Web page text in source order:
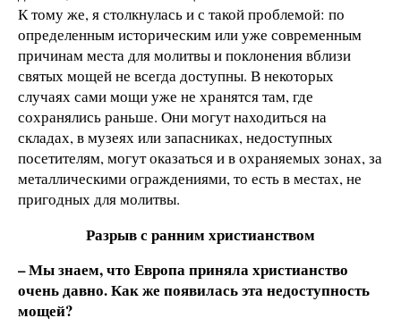
К тому же, я столкнулась и с такой проблемой: по
определенным историческим или уже современным
причинам места для молитвы и поклонения вблизи
святых мощей не всегда доступны. В некоторых
случаях сами мощи уже не хранятся там, где
сохранялись раньше. Они могут находиться на
складах, в музеях или запасниках, недоступных
посетителям, могут оказаться и в охраняемых зонах, за
металлическими ограждениями, то есть в местах, не
пригодных для молитвы.
Разрыв с ранним христианством
– Мы знаем, что Европа приняла христианство
очень давно. Как же появилась эта недоступность
мощей?